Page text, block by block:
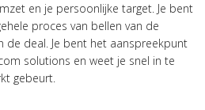
en je persoonlijke target. Je bent
proces van bellen van de
deal. Je bent het aanspreekpunt
solutions en weet je snel in te
gebeurt.